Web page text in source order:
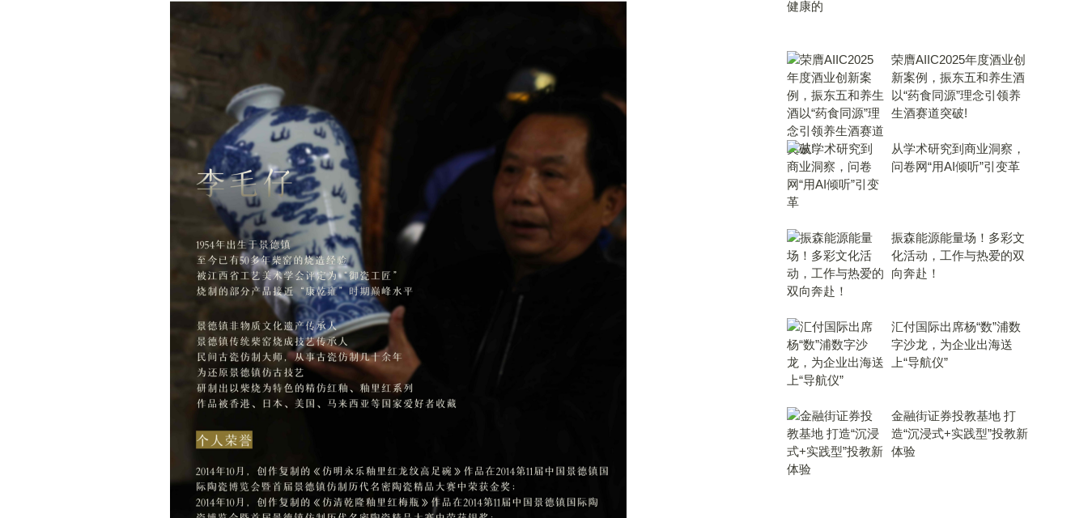
荣膺AIIC2025年度酒业创
新案例，振东五和养生酒
以“药食同源”理念引领养
生酒赛道突破!
从学术研究到商业洞察，
问卷网“用AI倾听”引变革
振森能源能量场！多彩文
化活动，工作与热爱的双
向奔赴！
汇付国际出席杨“数”浦数
字沙龙，为企业出海送
上“导航仪”
金融街证券投教基地 打
造“沉浸式+实践型”投教新
体验